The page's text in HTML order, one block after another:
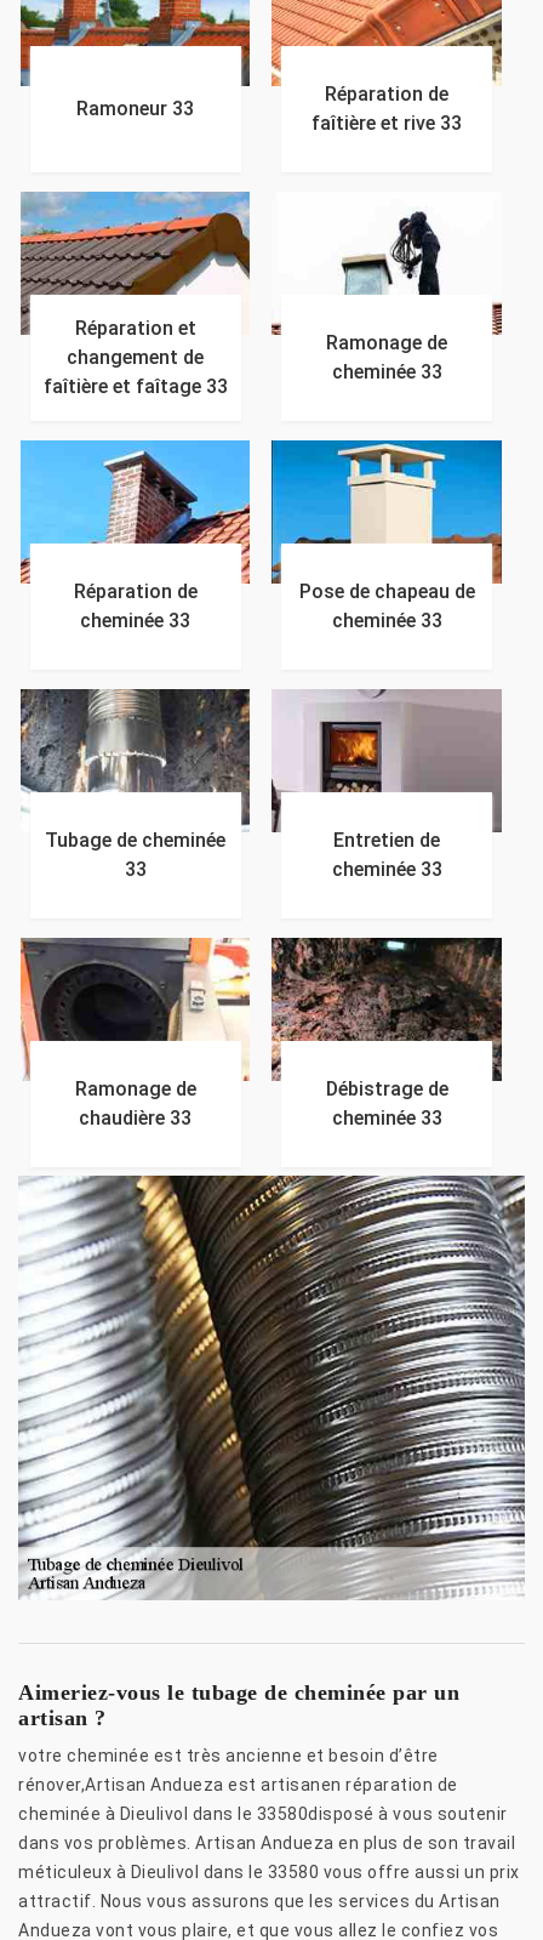
Ramoneur 33
Réparation de
faîtière et rive 33
Réparation et
changement de
faîtière et faîtage 33
Ramonage de
cheminée 33
Réparation de
cheminée 33
Pose de chapeau de
cheminée 33
Tubage de cheminée
33
Entretien de
cheminée 33
Ramonage de
chaudière 33
Débistrage de
cheminée 33
Aimeriez-vous le tubage de cheminée par un
artisan ?
votre cheminée est très ancienne et besoin d’être
rénover,Artisan Andueza est artisanen réparation de
cheminée à Dieulivol dans le 33580disposé à vous soutenir
dans vos problèmes. Artisan Andueza en plus de son travail
méticuleux à Dieulivol dans le 33580 vous offre aussi un prix
attractif. Nous vous assurons que les services du Artisan
Andueza vont vous plaire, et que vous allez le confiez vos